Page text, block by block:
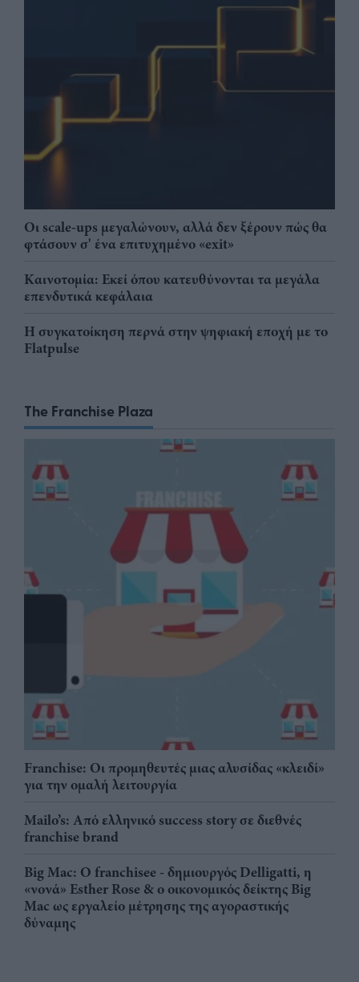
Οι scale-ups μεγαλώνουν, αλλά δεν ξέρουν πώς θα
φτάσουν σ' ένα επιτυχημένο «exit»
Καινοτομία: Εκεί όπου κατευθύνονται τα μεγάλα
επενδυτικά κεφάλαια
Η συγκατοίκηση περνά στην ψηφιακή εποχή με το
Flatpulse
The Franchise Plaza
Franchise: Οι προμηθευτές μιας αλυσίδας «κλειδί»
για την ομαλή λειτουργία
Mailo’s: Από ελληνικό success story σε διεθνές
franchise brand
Big Mac: Ο franchisee - δημιουργός Delligatti, η
«νονά» Esther Rose & ο οικονομικός δείκτης Big
Mac ως εργαλείο μέτρησης της αγοραστικής
δύναμης